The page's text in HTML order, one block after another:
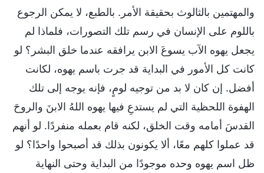
والمهتمين بالثالوث بحقيقة الأمر. بالطبع، لا يمكن الرجوع
باللوم على الإنسان في رسم تلك التصورات، فلماذا لم
يجعل يهوه الآب يسوعَ الابن يرافقه عندما خلق البشر؟ لو
كانت كل الأمور في البداية قد جرت باسم يهوه، لكانت
أفضل. إن كان لا بد من توجيه لومٍ، فإنه يوجه إلى تلك
الهفوة اللحظية التي لم يستدعِ فيها يهوه اللهُ الابنَ والروحَ
القدسَ أمامه وقت الخلق، لكنه قام بعمله منفردًا. لو أنهم
قد عملوا كلهم معًا، ألا يكونون بذلك قد أصبحوا واحدًا؟ لو
ظل اسم يهوه وحده موجودًا من البداية وحتى النهاية